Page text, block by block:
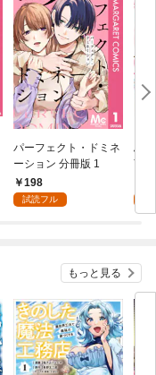
パーフェクト・ドミネ
ーション 分冊版 1
198
試読フル
ふ
言
もっと見る